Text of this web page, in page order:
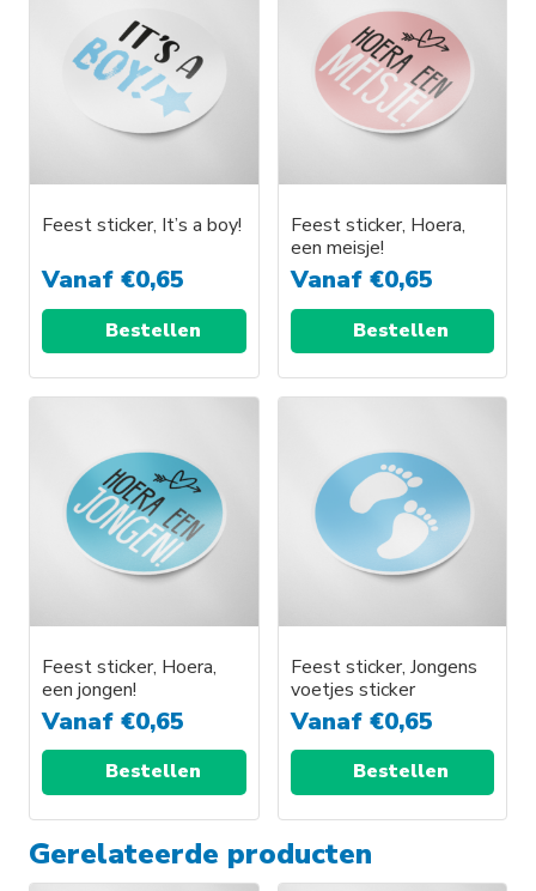
Feest sticker, It’s a boy!
Vanaf €0,65
Bestellen
Feest sticker, Hoera,
een meisje!
Vanaf €0,65
Bestellen
Feest sticker, Hoera,
een jongen!
Vanaf €0,65
Bestellen
Feest sticker, Jongens
voetjes sticker
Vanaf €0,65
Bestellen
Gerelateerde producten